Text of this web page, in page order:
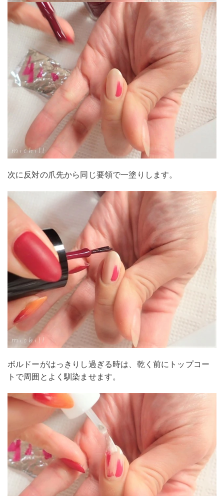
次に反対の爪先から同じ要領で一塗りします。
ボルドーがはっきりし過ぎる時は、乾く前にトップコー
トで周囲とよく馴染ませます。